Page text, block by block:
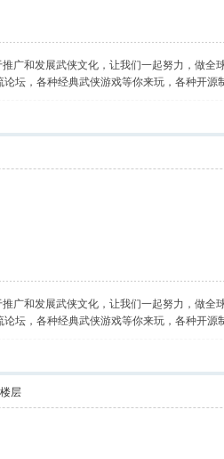
广和发展武侠文化，让我们一起努力，做全
坛，各种经典武侠游戏等你来玩，各种开源
广和发展武侠文化，让我们一起努力，做全
坛，各种经典武侠游戏等你来玩，各种开源
层